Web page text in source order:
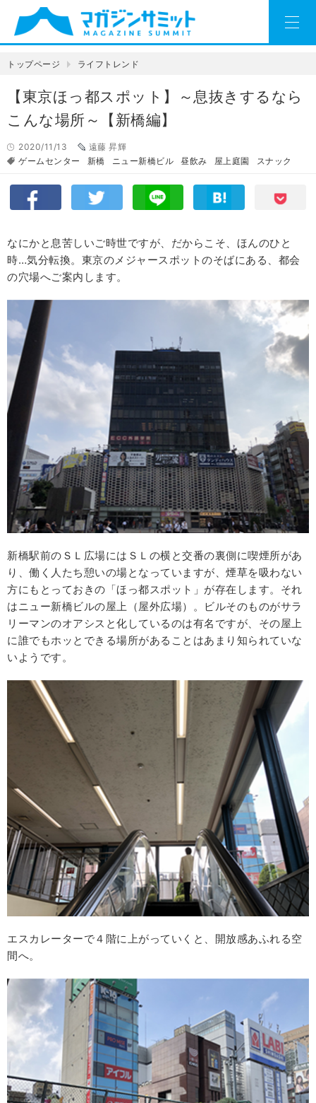
トップページ ライフトレンド
【東京ほっ都スポット】～息抜きするなら
こんな場所～【新橋編】
2020/11/13
遠藤 昇輝
ゲームセンター
新橋 ニュー新橋ビル 昼飲み 屋上庭園 スナック
なにかと息苦しいご時世ですが、だからこそ、ほんのひと
時…気分転換。東京のメジャースポットのそばにある、都会
の穴場へご案内します。
新橋駅前のＳＬ広場にはＳＬの横と交番の裏側に喫煙所があ
り、働く人たち憩いの場となっていますが、煙草を吸わない
方にもとっておきの「ほっ都スポット」が存在します。それ
はニュー新橋ビルの屋上（屋外広場）。ビルそのものがサラ
リーマンのオアシスと化しているのは有名ですが、その屋上
に誰でもホッとできる場所があることはあまり知られていな
いようです。
エスカレーターで４階に上がっていくと、開放感あふれる空
間へ。